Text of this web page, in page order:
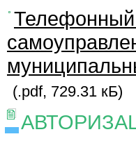
Телефонный
(.pdf, 729.31 кБ)